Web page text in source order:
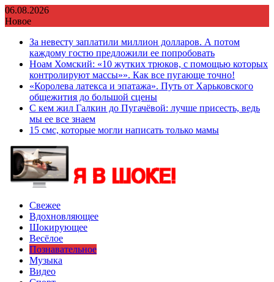
Перейти
к
06.08.2026
Новое
За невесту заплатили миллион долларов. А потом
каждому гостю предложили ее попробовать
Ноам Хомский: «10 жутких трюков, с помощью которых
контролируют массы»». Как все пугающе точно!
«Королева латекса и эпатажа». Путь от Харьковского
общежития до большой сцены
С кем жил Галкин до Пугачёвой: лучше присесть, ведь
мы ее все знаем
15 смс, которые могли написать только мамы
Свежее
Вдохновляющее
Шокирующее
Весёлое
Познавательное
Музыка
Видео